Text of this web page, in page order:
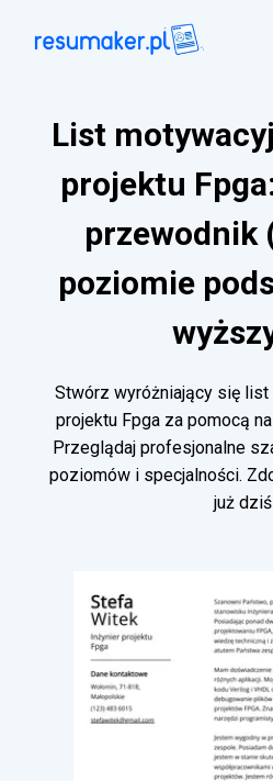
List
projektu
przewodnik
poziomie
Stwórz wyróżniający się
projektu Fpga za pomocą
Przeglądaj profesjonalne
poziomów i specjalności.
już